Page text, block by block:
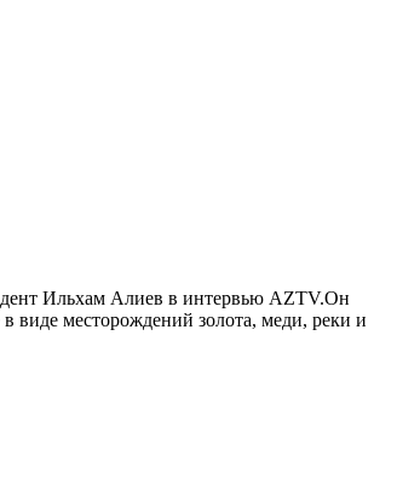
Ильхам Алиев в интервью AZTV.Он
виде месторождений золота, меди, реки и